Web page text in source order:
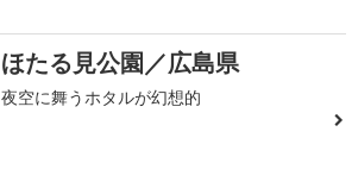
ほたる見公園／広島県
夜空に舞うホタルが幻想的